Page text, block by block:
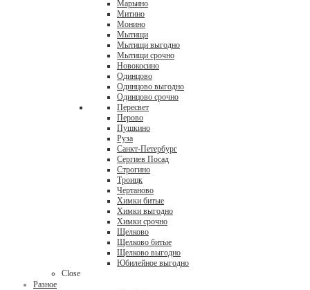
Марьино
Митино
Монино
Мытищи
Мытищи выгодно
Мытищи срочно
Новокосино
Одинцово
Одинцово выгодно
Одинцово срочно
Пересвет
Перово
Пушкино
Руза
Санкт-Петербург
Сергиев Посад
Строгино
Троицк
Чертаново
Химки битые
Химки выгодно
Химки срочно
Щелково
Щелково битые
Щелково выгодно
Юбилейное выгодно
Close
Разное